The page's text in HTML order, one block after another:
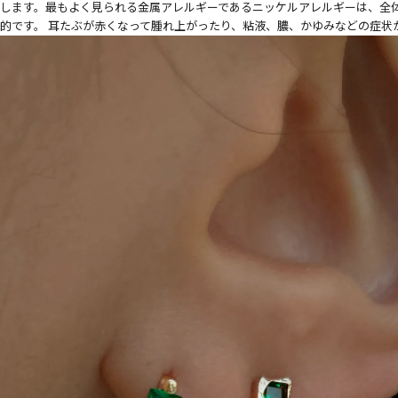
ます。最もよく見られる金属アレルギーであるニッケルアレルギーは、全
です。 耳たぶが赤くなって腫れ上がったり、粘液、膿、かゆみなどの症状